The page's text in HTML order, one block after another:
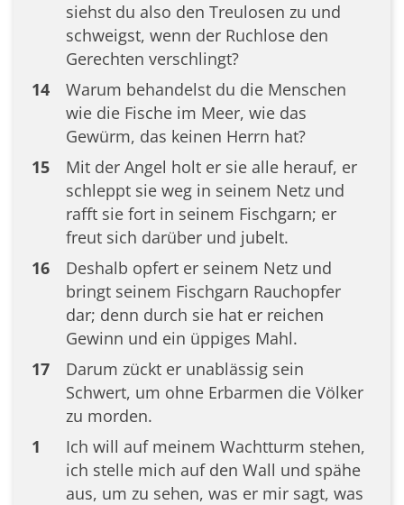
siehst du also den Treulosen zu und
schweigst, wenn der Ruchlose den
Gerechten verschlingt?
14
Warum behandelst du die Menschen
wie die Fische im Meer, wie das
Gewürm, das keinen Herrn hat?
15
Mit der Angel holt er sie alle herauf, er
schleppt sie weg in seinem Netz und
rafft sie fort in seinem Fischgarn; er
freut sich darüber und jubelt.
16
Deshalb opfert er seinem Netz und
bringt seinem Fischgarn Rauchopfer
dar; denn durch sie hat er reichen
Gewinn und ein üppiges Mahl.
17
Darum zückt er unablässig sein
Schwert, um ohne Erbarmen die Völker
zu morden.
1
Ich will auf meinem Wachtturm stehen,
ich stelle mich auf den Wall und spähe
aus, um zu sehen, was er mir sagt, was